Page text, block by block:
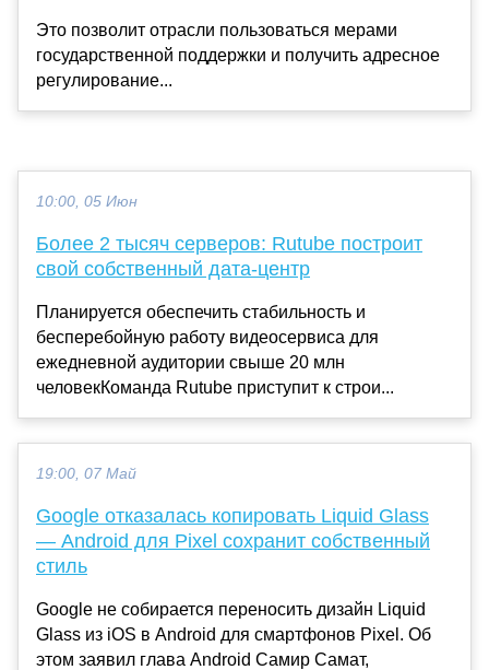
Это позволит отрасли пользоваться мерами
государственной поддержки и получить адресное
регулирование...
10:00, 05 Июн
Более 2 тысяч серверов: Rutube построит
свой собственный дата-центр
Планируется обеспечить стабильность и
бесперебойную работу видеосервиса для
ежедневной аудитории свыше 20 млн
человекКоманда Rutube приступит к строи...
19:00, 07 Май
Google отказалась копировать Liquid Glass
— Android для Pixel сохранит собственный
стиль
Google не собирается переносить дизайн Liquid
Glass из iOS в Android для смартфонов Pixel. Об
этом заявил глава Android Самир Самат,